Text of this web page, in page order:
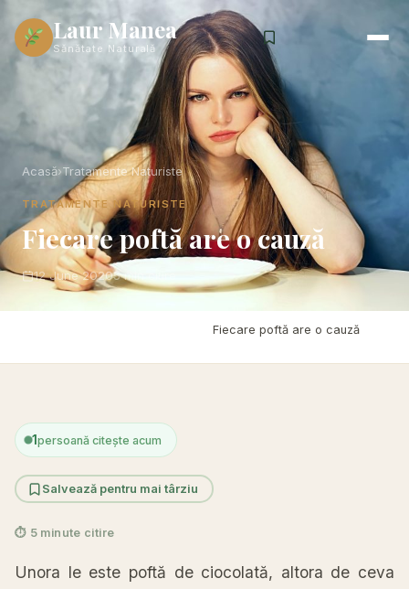
Laur Manea
Sănătate Naturală
Acasă›Tratamente Naturiste
TRATAMENTE NATURISTE
Fiecare poftă are o cauză
12 June 20205 min citire
Fiecare poftă are o cauză
1persoană citește acum
Salvează pentru mai târziu
⏱ 5 minute citire
Unora le este poftă de ciocolată, altora de ceva